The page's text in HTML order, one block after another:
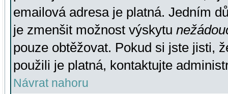
emailová adresa je platná. Jedním
je zmenšit možnost výskytu
pouze obtěžovat. Pokud si jste jisti,
použili je platná, kontaktujte
Návrat nahoru